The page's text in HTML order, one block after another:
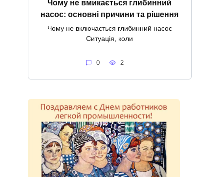
Чому не вмикається глибинний
насос: основні причини та рішення
Чому не включається глибинний насос
Ситуація, коли
0 2